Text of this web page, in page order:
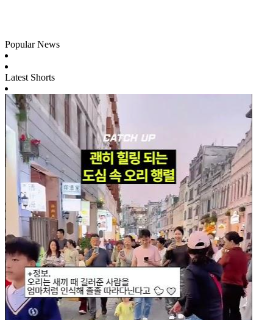
Popular News
Latest Shorts